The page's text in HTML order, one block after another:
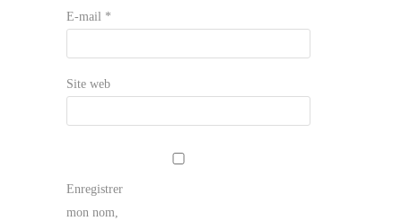
E-mail *
Site web
Enregistrer
mon nom,